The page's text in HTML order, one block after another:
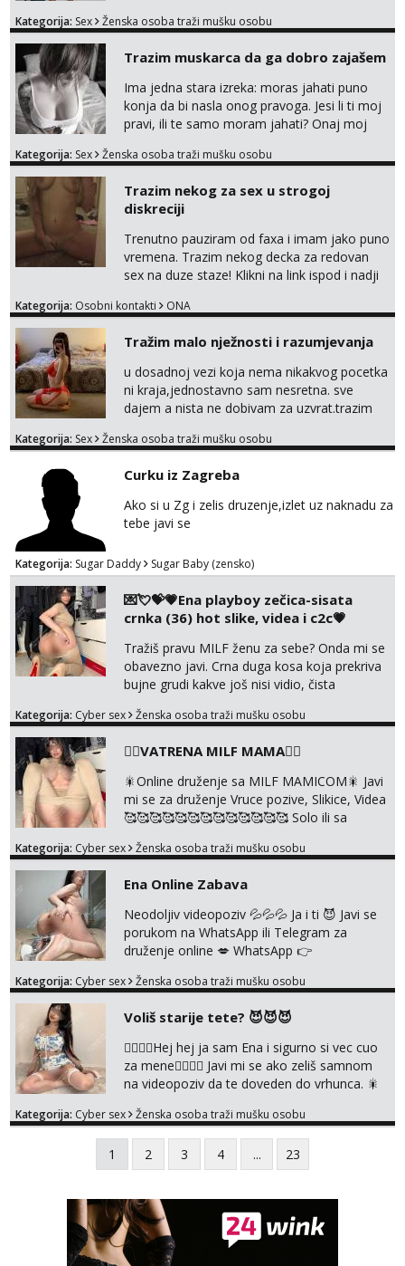
Kategorija: Sex Ženska osoba traži mušku osobu
Trazim muskarca da ga dobro zajašem
Ima jedna stara izreka: moras jahati puno
konja da bi nasla onog pravoga. Jesi li ti moj
pravi, ili te samo moram jahati? Onaj moj
na sexdater link i javi mi se tamo....
Kategorija: Sex Ženska osoba traži mušku osobu
Trazim nekog za sex u strogoj
diskreciji
Trenutno pauziram od faxa i imam jako puno
vremena. Trazim nekog decka za redovan
sex na duze staze! Klikni na link ispod i nadji
Kategorija: Osobni kontakti ONA
Tražim malo nježnosti i razumjevanja
u dosadnoj vezi koja nema nikakvog pocetka
ni kraja,jednostavno sam nesretna. sve
dajem a nista ne dobivam za uzvrat.trazim
trazim puno samo malo njeznosti i
poljupce po tijelu koji me jako
pale,obozavam kad muskarac preuzme
kontrolu . javi se :) Klikni na link ispod i nadji
me tamo, cekam te!
Kategorija: Sex Ženska osoba traži mušku osobu
Curku iz Zagreba
Ako si u Zg i zelis druzenje,izlet uz naknadu za
tebe javi se
Kategorija: Sugar Daddy Sugar Baby (zensko)
💌💘💝💗Ena playboy zečica-sisata
crnka (36) hot slike, videa i c2c💗
Tražiš pravu MILF ženu za sebe? Onda mi se
obavezno javi. Crna duga kosa koja prekriva
bujne grudi kakve još nisi vidio, čista
pričam. Prave pune usne koje će ti se urezati
Uvijek sam spremna za ONLOINE zabavu.
Volim vruće u porukama uz pokoju fotku.
Radim slikice i videa po tvojoj želji te imam
raznih mater...
Kategorija: Cyber sex Ženska osoba traži mušku osobu
❤️‍🔥VATRENA MILF MAMA❤️‍🔥
🎇Online druženje sa MILF MAMICOM🎇 Javi
mi se za druženje Vruce pozive, Slikice, Videa
🥰🥰🥰🥰🥰🥰🥰🥰🥰🥰🥰🥰🥰 Solo ili sa
WhatsApp ili Telegram WhatsApp 👉
@enafriedrichkis 🤬NE RADIM SASTANKE I
DRUZENJA UZIVO🤬
Kategorija: Cyber sex Ženska osoba traži mušku osobu
Ena Online Zabava
Neodoljiv videopoziv 💦💦💦 Ja i ti 😈 Javi se
porukom na WhatsApp ili Telegram za
druženje online 💋 WhatsApp 👉
@enafriedrichkis NEE radimo sastnke uzivo
Kategorija: Cyber sex Ženska osoba traži mušku osobu
Voliš starije tete? 😈😈😈
❤️‍🔥❤️‍🔥Hej hej ja sam Ena i sigurno si vec cuo
za mene❤️‍🔥❤️‍🔥 Javi mi se ako zeliš samnom
na videopoziv da te doveden do vrhunca. 🎇
@enafriedrichkis Radim samo ONLINE I
NISTA UŽIVO!!!
Kategorija: Cyber sex Ženska osoba traži mušku osobu
1 2 3 4 ... 23